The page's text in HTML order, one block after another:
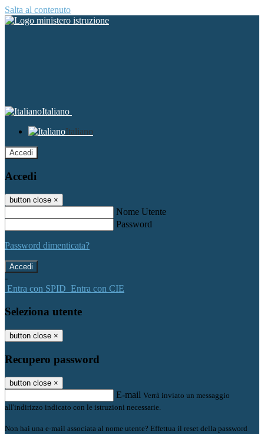
Salta al contenuto
Italiano
Italiano
Accedi
Accedi
button close ×
Nome Utente
Password
Password dimenticata?
-
Entra con SPID Entra con CIE
Seleziona utente
button close ×
Recupero password
button close ×
E-mail Verrà inviato un messaggio
all'indirizzo indicato con le istruzioni necessarie.
Non hai una e-mail associata al nome utente? Effettua il reset della password